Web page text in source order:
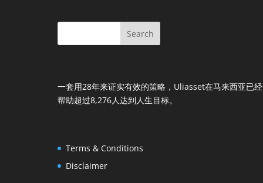
一套用28年来证实有效的策略，Uliasset在马来西亚已经
帮助超过8,276人达到人生目标。
Terms & Conditions
Disclaimer